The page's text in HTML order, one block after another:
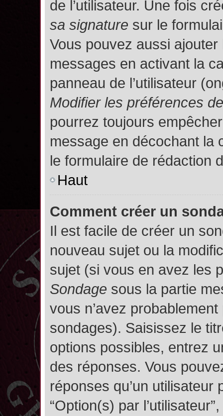
de l’utilisateur. Une fois
sa signature sur le
Vous pouvez aussi
messages en activant la
panneau de l’utilisateur
Modifier les préférences
pourrez toujours
message en décochant la
le formulaire de rédaction
Haut
Comment créer un
Il est facile de créer un
nouveau sujet ou la
sujet (si vous en avez les
Sondage sous la partie
vous n’avez
sondages). Saisissez le
options possibles, entrez
des réponses. Vous
réponses qu’un
“Option(s) par